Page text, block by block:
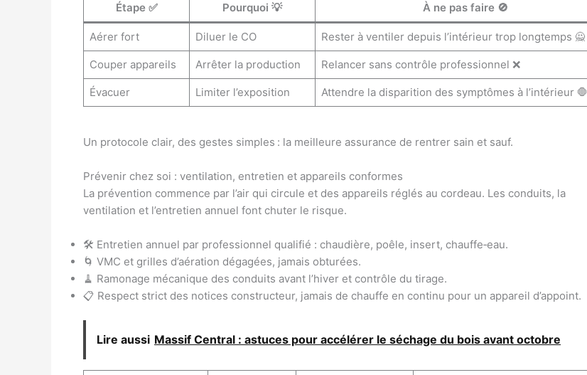
Étape ✅ Pourquoi 💡 À ne pas faire 🚫
Aérer fort Diluer le CO Rester à ventiler depuis l’intérieur trop longtemps 🙅
Couper appareils Arrêter la production Relancer sans contrôle professionnel ❌
Évacuer Limiter l’exposition Attendre la disparition des symptômes à l’intérieur 🛑
Un protocole clair, des gestes simples : la meilleure assurance de rentrer sain et sauf.
Prévenir chez soi : ventilation, entretien et appareils conformes
La prévention commence par l’air qui circule et des appareils réglés au cordeau. Les conduits, la
ventilation et l’entretien annuel font chuter le risque.
🛠️ Entretien annuel par professionnel qualifié : chaudière, poêle, insert, chauffe‑eau.
🌀 VMC et grilles d’aération dégagées, jamais obturées.
🧹 Ramonage mécanique des conduits avant l’hiver et contrôle du tirage.
📋 Respect strict des notices constructeur, jamais de chauffe en continu pour un appareil d’appoint.
Lire aussi Massif Central : astuces pour accélérer le séchage du bois avant octobre